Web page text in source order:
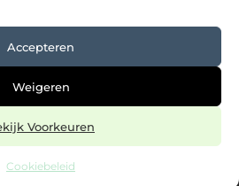
Accepteren
Weigeren
Voorkeuren
Cookiebeleid
All Right Reserved.